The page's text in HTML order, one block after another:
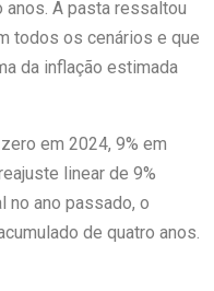
anos. A pasta ressaltou
todos os cenários e que
da inflação estimada
em 2024, 9% em
linear de 9%
no ano passado, o
de quatro anos.